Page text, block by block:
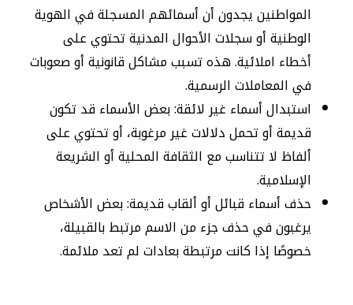
المواطنين يجدون أن أسمائهم المسجلة في الهوية
الوطنية أو سجلات الأحوال المدنية تحتوي على
أخطاء املائية. هذه تسبب مشاكل قانونية أو صعوبات
في المعاملات الرسمية.
استبدال أسماء غير لائقة: بعض الأسماء قد تكون
قديمة أو تحمل دلالات غير مرغوبة، أو تحتوي على
ألفاظ لا تتناسب مع الثقافة المحلية أو الشريعة
الإسلامية.
حذف أسماء قبائل أو ألقاب قديمة: بعض الأشخاص
يرغبون في حذف جزء من الاسم مرتبط بالقبيلة،
خصوصًا إذا كانت مرتبطة بعادات لم تعد ملائمة.